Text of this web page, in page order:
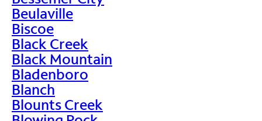
Beulaville
Biscoe
Black Creek
Black Mountain
Bladenboro
Blanch
Blounts Creek